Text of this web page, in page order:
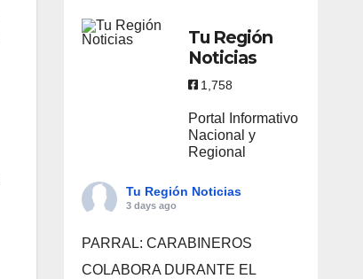
Tu Región
Noticias
1,758
Portal Informativo
Nacional y
Regional
Tu Región Noticias
3 days ago
PARRAL: CARABINEROS
COLABORA DURANTE EL